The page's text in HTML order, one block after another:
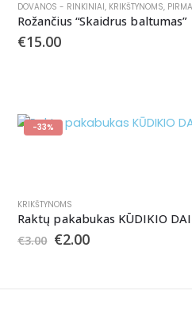
DOVANOS - RINKINIAI, KRIKŠTYNOMS,
Rožančius “Skaidrus baltumas”
€15.00
-33%
KRIKŠTYNOMS
Raktų pakabukas KŪDIKIO
€3.00 €2.00